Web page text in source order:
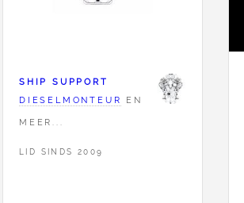
SHIP SUPPORT
DIESELMONTEUR
EN
MEER...
LID SINDS 2009